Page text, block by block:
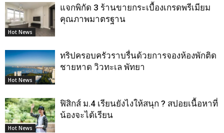
Hot News
แจกพิกัด 3 ร้านขายกระเบื้องเกรดพรีเมียม
คุณภาพมาตรฐาน
Hot News
ทริปครอบครัวราบรื่นด้วยการจองห้องพักติด
ชายหาด วิวทะเล พัทยา
Hot News
ฟิสิกส์ ม.4 เรียนยังไงให้สนุก ? สปอยเนื้อหาที่
น้องจะได้เรียน